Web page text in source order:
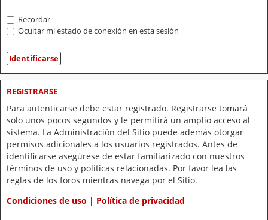
Recordar
Ocultar mi estado de conexión en esta sesión
REGISTRARSE
Para autenticarse debe estar registrado. Registrarse tomará
solo unos pocos segundos y le permitirá un amplio acceso al
sistema. La Administración del Sitio puede además otorgar
permisos adicionales a los usuarios registrados. Antes de
identificarse asegúrese de estar familiarizado con nuestros
términos de uso y políticas relacionadas. Por favor lea las
reglas de los foros mientras navega por el Sitio.
Condiciones de uso | Política de privacidad